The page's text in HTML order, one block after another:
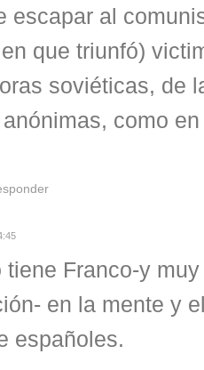
escapar al
que triunfó)
soviéticas, de
como
tiene Franco-y
en la mente y
españoles.